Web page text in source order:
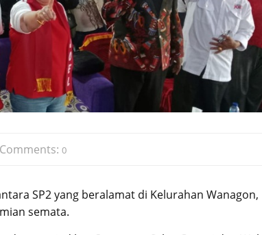
Comments: 0
SP2 yang beralamat di Kelurahan Wanagon,
semata.